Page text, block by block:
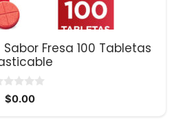
Fresa 100 Tabletas
$0.00